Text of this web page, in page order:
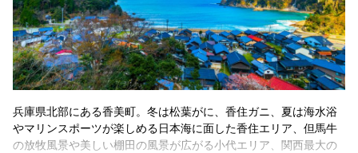
兵庫県北部にある香美町。冬は松葉がに、香住ガニ、夏は海水浴
やマリンスポーツが楽しめる日本海に面した香住エリア、但馬牛
の放牧風景や美しい棚田の風景が広がる小代エリア、関西最大の